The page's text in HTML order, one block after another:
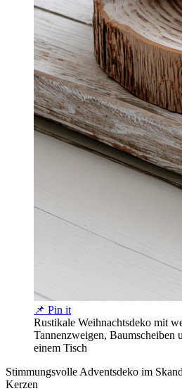
📌 Pin it
Rustikale Weihnachtsdeko mit
Tannenzweigen, Baumscheiben
einem Tisch
Stimmungsvolle Adventsdeko im
Kerzen